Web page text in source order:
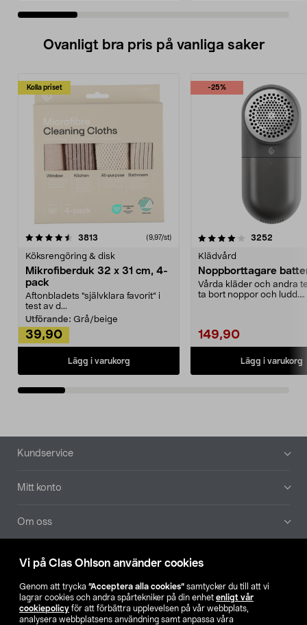
Vi på Clas Ohlson använder cookies
Genom att trycka ”Acceptera alla cookies” samtycker du till att vi
lagrar cookies och andra spårtekniker på din enhet enligt vår
cookiepolicy för att förbättra upplevelsen på vår webbplats,
analysera webbplatsens användning samt anpassa våra
Ovanligt bra pris på vanliga saker
Kolla priset
3813 (9,97/st)
Köksrengöring & disk
Mikrofiberduk 32 x 31 cm, 4-
pack
Aftonbladets "självklara favorit” i
test av d...
Utförande: Grå/beige
39,90
Lägg i varukorg
-25%
4.0av 5 stjärnor 3252
Klädvård
Noppborttagare
Vårda kläder och andra
ta bort noppor och ludd.
149,90
Lägg i varukorg
4.5av 5 stjärnor
Sidfot
Kundservice
Mitt konto
Om oss
Aktuellt
Våra bolag